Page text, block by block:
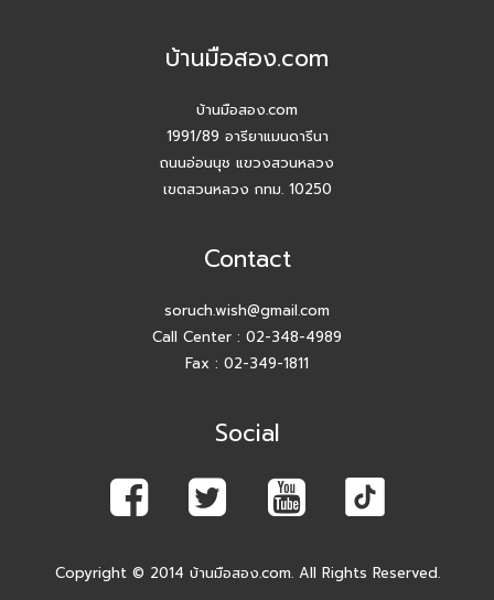
สัมมนาวันนี้ เพื่อยอดขายที่เติบโตในวันหน้า
สัมมนา AGENT บ้านมือสอง.com วันพุธ 24 ธ.ค. 68
กิจกรรมปีใหม่ บ้านมือสอง.com
สัมมนา เตรียมพร้อมก่อนเริ่มสร้างบ้าน! ไขทุกข้อสงสัยเรื่อง ใบ
สัมมนาสมาชิก บ้านมือสอง.com วันพุธที่ 3 ธ.ค.68 เวลา 10.00-
Agent บ้านมือสอง ปิดการขายสำเร็จค่ะ!! คุณอรพรรณ (โบว์)
บ้านมือสอง.com
บ้านมือสอง.com
1991/89 อารียาแมนดารีนา
ถนนอ่อนนุช แขวงสวนหลวง
เขตสวนหลวง กทม. 10250
Contact
soruch.wish@gmail.com
Call Center : 02-348-4989
Fax : 02-349-1811
Social
Copyright © 2014 บ้านมือสอง.com. All Rights Reserved.